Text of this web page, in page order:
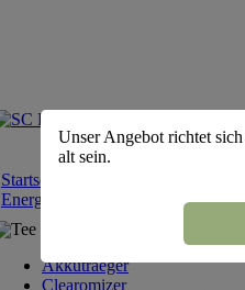
Startseite
Energy - nikotin 12mg
Tee Sortiment
Akkutraeger
Clearomizer
SC
Unser Angebot richtet
alt sein.